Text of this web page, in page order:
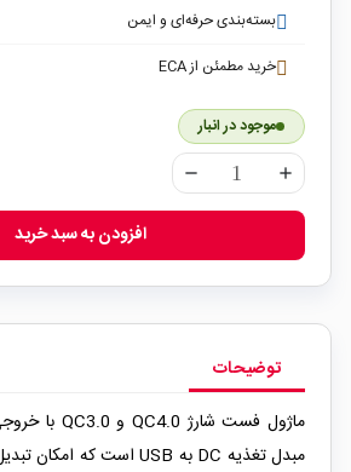
بسته‌بندی حرفه‌ای و ایمن
خرید مطمئن از ECA
موجود در انبار
remove add
افزودن به سبد خرید
توضیحات